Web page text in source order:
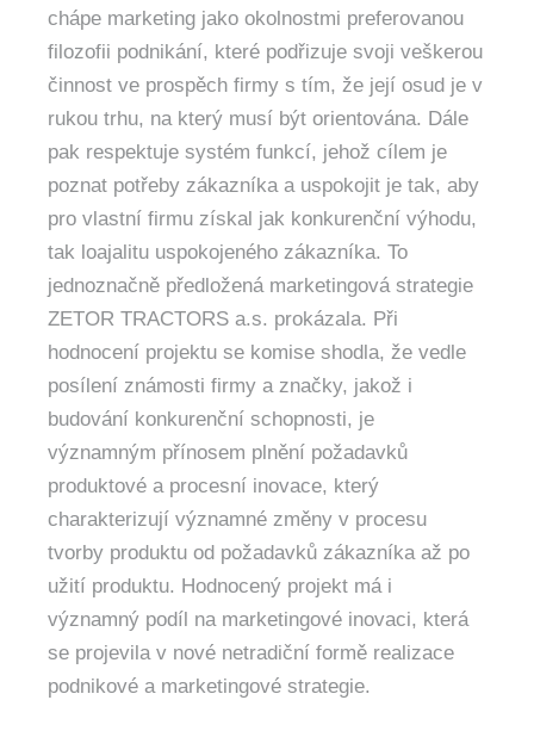
chápe marketing jako okolnostmi preferovanou
filozofii podnikání, které podřizuje svoji veškerou
činnost ve prospěch firmy s tím, že její osud je v
rukou trhu, na který musí být orientována. Dále
pak respektuje systém funkcí, jehož cílem je
poznat potřeby zákazníka a uspokojit je tak, aby
pro vlastní firmu získal jak konkurenční výhodu,
tak loajalitu uspokojeného zákazníka. To
jednoznačně předložená marketingová strategie
ZETOR TRACTORS a.s. prokázala. Při
hodnocení projektu se komise shodla, že vedle
posílení známosti firmy a značky, jakož i
budování konkurenční schopnosti, je
významným přínosem plnění požadavků
produktové a procesní inovace, který
charakterizují významné změny v procesu
tvorby produktu od požadavků zákazníka až po
užití produktu. Hodnocený projekt má i
významný podíl na marketingové inovaci, která
se projevila v nové netradiční formě realizace
podnikové a marketingové strategie.